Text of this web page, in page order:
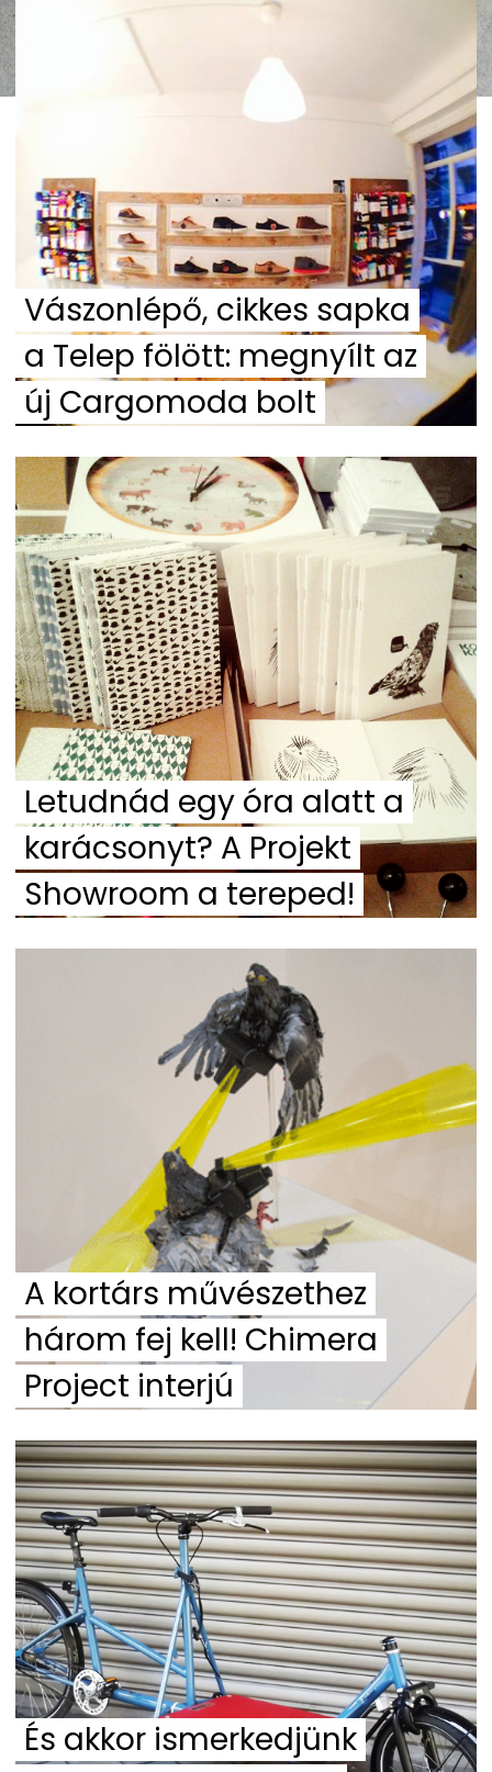
Vászonlépő, cikkes sapka
a Telep fölött: megnyílt az
új Cargomoda bolt
Letudnád egy óra alatt a
karácsonyt? A Projekt
Showroom a tereped!
A kortárs művészethez
három fej kell! Chimera
Project interjú
És akkor ismerkedjünk